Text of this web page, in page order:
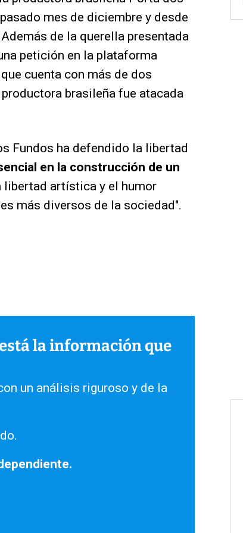
mes de diciembre y desde
de la querella presentada
petición en la plataforma
cuenta con más de dos
brasileña fue atacada
Fundos ha defendido la libertad
en la construcción de un
libertad artística y el humor
más diversos de la sociedad".
la información que
un análisis riguroso y de la